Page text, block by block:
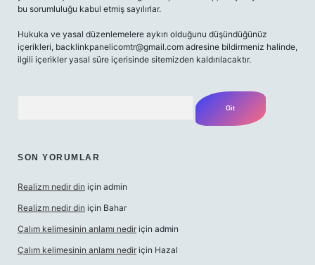
bu sorumluluğu kabul etmiş sayılırlar.
Hukuka ve yasal düzenlemelere aykırı olduğunu düşündüğünüz
içerikleri, backlinkpanelicomtr@gmail.com adresine bildirmeniz halinde,
ilgili içerikler yasal süre içerisinde sitemizden kaldırılacaktır.
SON YORUMLAR
Realizm nedir din için admin
Realizm nedir din için Bahar
Çalım kelimesinin anlamı nedir için admin
Çalım kelimesinin anlamı nedir için Hazal